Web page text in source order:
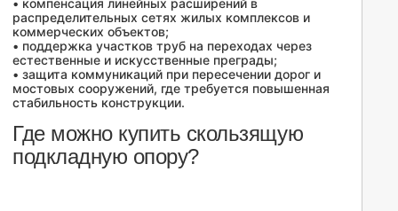
• компенсация линейных расширений в
распределительных сетях жилых комплексов и
коммерческих объектов;
• поддержка участков труб на переходах через
естественные и искусственные преграды;
• защита коммуникаций при пересечении дорог и
мостовых сооружений, где требуется повышенная
стабильность конструкции.
Где можно купить скользящую
подкладную опору?